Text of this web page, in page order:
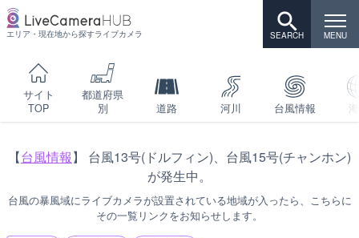
エリア・現在地から探すライブカメラ
サイト
TOP
都道府県
別
道路 河川 台風情報
【台風情報】 台風13号(ドルフィン)、台風15号(チャンホン)
が発生中。
台風の暴風域にライブカメラが設置されている地域が入ったら、こちらに
その一覧リンクをお知らせします。